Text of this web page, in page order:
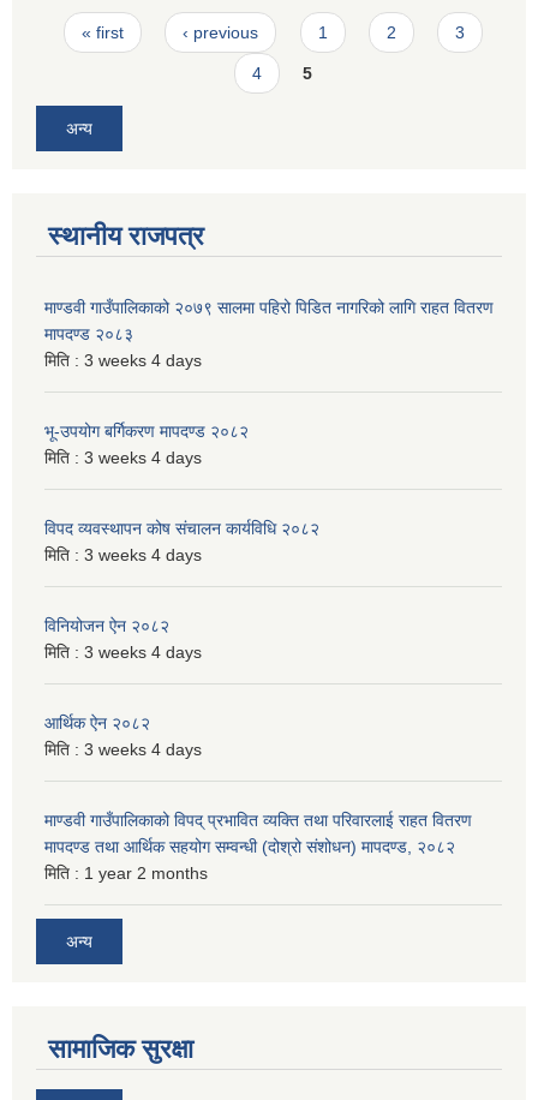
Pages
« first ‹ previous 1 2 3
4 5
अन्य
स्थानीय राजपत्र
माण्डवी गाउँपालिकाको २०७९ सालमा पहिरो पिडित नागरिको लागि राहत वितरण
मापदण्ड २०८३
मिति : 3 weeks 4 days
भू-उपयोग बर्गिकरण मापदण्ड २०८२
मिति : 3 weeks 4 days
विपद व्यवस्थापन कोष संचालन कार्यविधि २०८२
मिति : 3 weeks 4 days
विनियोजन ऐन २०८२
मिति : 3 weeks 4 days
आर्थिक ऐन २०८२
मिति : 3 weeks 4 days
माण्डवी गाउँपालिकाको विपद् प्रभावित व्यक्ति तथा परिवारलाई राहत वितरण
मापदण्ड तथा आर्थिक सहयोग सम्वन्धी (दोश्रो संशोधन) मापदण्ड, २०८२
मिति : 1 year 2 months
अन्य
सामाजिक सुरक्षा